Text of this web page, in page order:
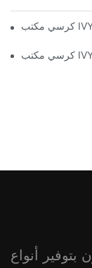
بتوفير أنواع